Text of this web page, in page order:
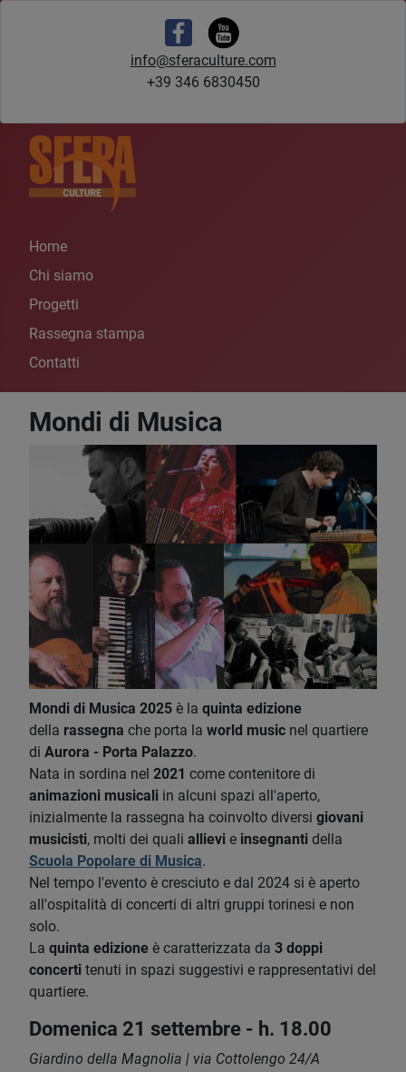
info@sferaculture.com
+39 346 6830450
Home
Chi siamo
Progetti
Rassegna stampa
Contatti
Mondi di Musica
Mondi di Musica 2025 è la quinta edizione
della rassegna che porta la world music nel quartiere
di Aurora - Porta Palazzo.
Nata in sordina nel 2021 come contenitore di
animazioni musicali in alcuni spazi all'aperto,
inizialmente la rassegna ha coinvolto diversi giovani
musicisti, molti dei quali allievi e insegnanti della
Scuola Popolare di Musica.
Nel tempo l'evento è cresciuto e dal 2024 si è aperto
all'ospitalità di concerti di altri gruppi torinesi e non
solo.
La quinta edizione è caratterizzata da 3 doppi
concerti tenuti in spazi suggestivi e rappresentativi del
quartiere.
Domenica 21 settembre - h. 18.00
Giardino della Magnolia | via Cottolengo 24/A